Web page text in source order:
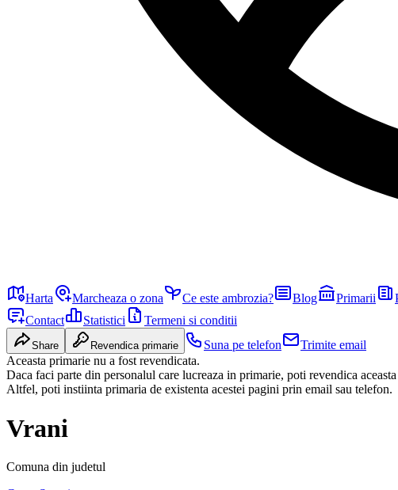
Harta Marcheaza o zona Ce este ambrozia? Blog Primarii
Contact
Statistici Termeni si conditii
Share Revendica primarie Suna pe telefon
Trimite email
Aceasta primarie nu a fost revendicata.
Daca faci parte din personalul care lucreaza in primarie, poti revendica
Altfel, poti instiinta primaria de existenta acestei pagini prin email sau telefon.
Vrani
Comuna din judetul